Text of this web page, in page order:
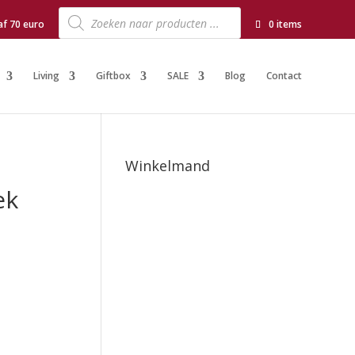
70 euro
Producten
zoeken 0 items
Living Giftbox SALE Blog Contact
Winkelmand